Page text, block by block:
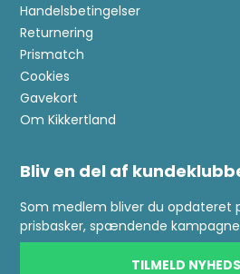
Handelsbetingelser
Returnering
Prismatch
Cookies
Gavekort
Om Kikkertland
Bliv en del af
Som medlem bliver du opdateret
prisbasker, spændende
TILMELD